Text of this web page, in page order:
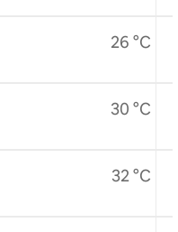
26 °C
30 °C
32 °C